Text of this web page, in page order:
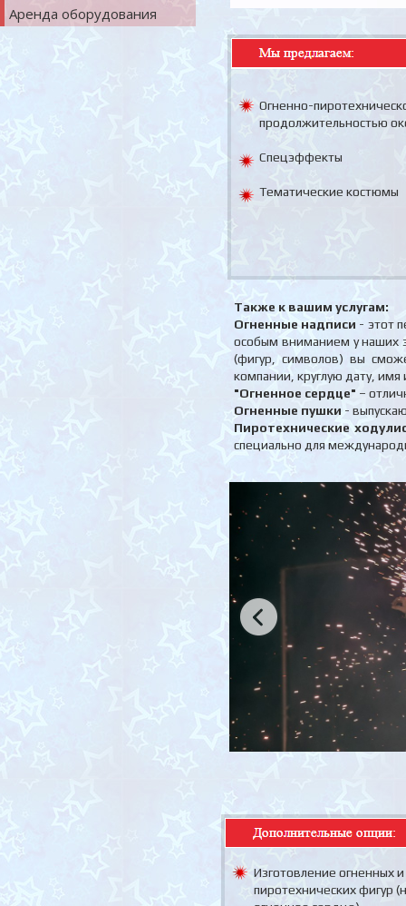
Аренда оборудования
Изготовление огненных и
пиротехнических фигур
Огненно-
продолжительностью
Спецэффекты
Тематические костюмы
Также к вашим услугам:
Огненные надписи - этот
особым вниманием у наших
(фигур, символов) вы
компании, круглую дату,
"Огненное сердце" –
Огненные пушки -
Пиротехнические
специально для